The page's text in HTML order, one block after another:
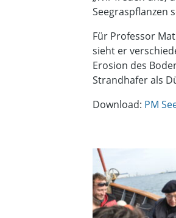
Seegraspflanzen
Für Professor
sieht er
Erosion des
Strandhafer als
Download: PM